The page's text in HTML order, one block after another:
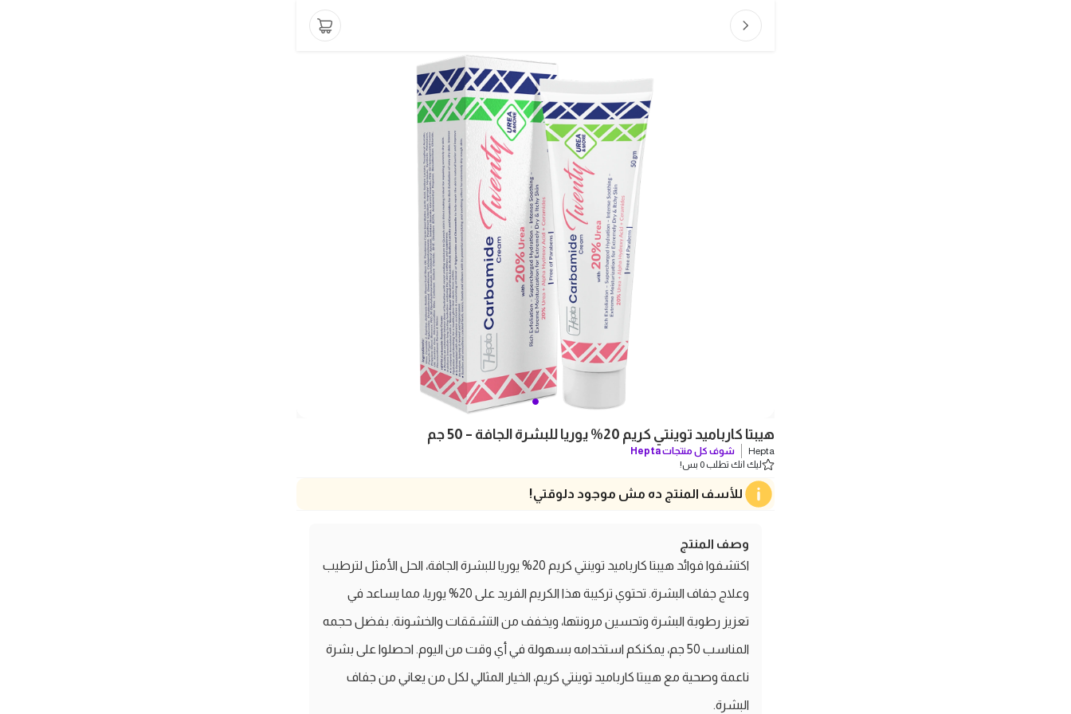
هيبتا كارباميد توينتي كريم 20% يوريا للبشرة الجافة – 50 جم
Hepta شوف كل منتجاتHepta
ليك انك تطلب 0 بس!
للأسف المنتج ده مش موجود دلوقتي!
وصف المنتج
اكتشفوا فوائد هيبتا كارباميد توينتي كريم 20% يوريا للبشرة الجافة، الحل الأمثل لترطيب
وعلاج جفاف البشرة. تحتوي تركيبة هذا الكريم الفريد على 20% يوريا، مما يساعد في
تعزيز رطوبة البشرة وتحسين مرونتها، ويخفف من التشققات والخشونة. بفضل حجمه
المناسب 50 جم، يمكنكم استخدامه بسهولة في أي وقت من اليوم. احصلوا على بشرة
ناعمة وصحية مع هيبتا كارباميد توينتي كريم، الخيار المثالي لكل من يعاني من جفاف
البشرة.